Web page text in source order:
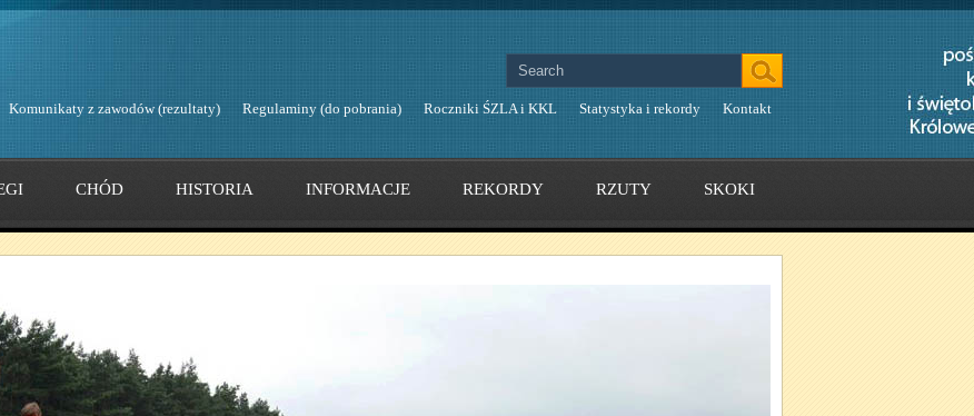
Komunikaty z zawodów (rezultaty) Regulaminy (do pobrania) Roczniki ŚZLA i KKL Statystyka i rekordy Kontakt
CHÓD HISTORIA INFORMACJE REKORDY RZUTY SKOKI